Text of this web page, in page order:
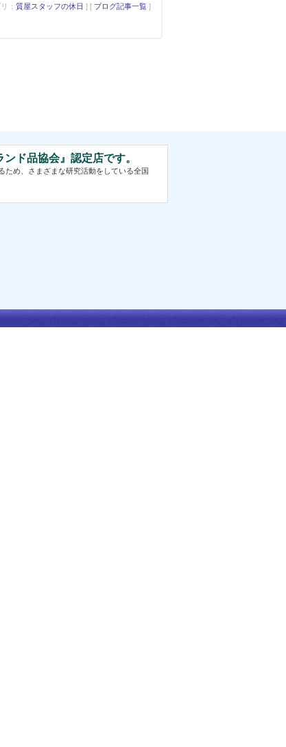
：質屋スタッフの休日 ] [ ブログ記事一覧 ]
ド品協会』認定店です。
ため、さまざまな研究活動をしている全国